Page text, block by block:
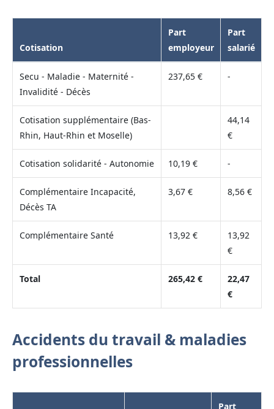
Cotisation
Part
employeur
Part
salarié
Secu - Maladie - Maternité -
Invalidité - Décès
237,65 € -
Cotisation supplémentaire (Bas-
Rhin, Haut-Rhin et Moselle)
44,14
€
Cotisation solidarité - Autonomie 10,19 € -
Complémentaire Incapacité,
Décès TA
3,67 € 8,56 €
Complémentaire Santé 13,92 €
13,92
€
Total 265,42 €
22,47
€
Accidents du travail & maladies
professionnelles
Part